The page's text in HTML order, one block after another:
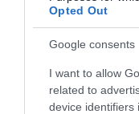
Opted Out
Google consents
I want to allow
related to
device identifiers